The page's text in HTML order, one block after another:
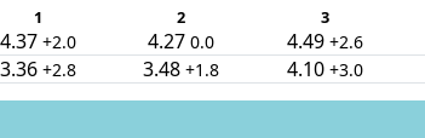
1 2 3
4.37 +2.0 4.27 0.0 4.49 +2.6
3.36 +2.8 3.48 +1.8 4.10 +3.0